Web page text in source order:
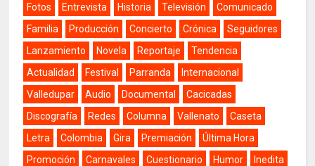
Fotos
Entrevista Historia Televisión
Comunicado
Familia
Producción Concierto Crónica
Seguidores
Lanzamiento
Novela Reportaje
Tendencia
Actualidad
Festival Parranda
Internacional
Valledupar
Audio Documental
Cacicadas
Discografía
Redes Columna Vallenato
Caseta
Letra
Colombia Gira Premiación
Última Hora
Promoción
Carnavales Cuestionario Humor
Inedita